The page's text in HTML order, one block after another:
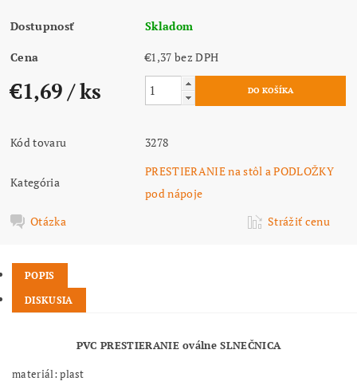
Dostupnosť Skladom
Cena €1,37 bez DPH
€1,69/ ks
Kód tovaru 3278
Kategória
PRESTIERANIE na stôl a PODLOŽKY
pod nápoje
Otázka
Strážiť cenu
POPIS
DISKUSIA
PVC PRESTIERANIE oválne SLNEČNICA
materiál: plast